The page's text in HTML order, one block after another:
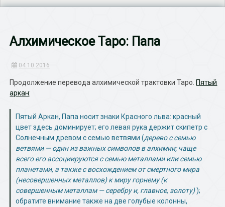
Алхимическое Таро: Папа
04.10.2016
Продолжение перевода алхимической трактовки Таро. Пятый
аркан:
Пятый Аркан, Папа носит знаки Красного льва: красный
цвет здесь доминирует; его левая рука держит скипетр с
Солнечным древом с семью ветвями (дерево с семью
ветвями — один из важных символов в алхимии; чаще
всего его ассоциируются с семью металлами или семью
планетами, а также с восхождением от смертного мира
(несовершенных металлов) к миру горнему (к
совершенным металлам — серебру и, главное, золоту));
обратите внимание также на две голубые колонны,